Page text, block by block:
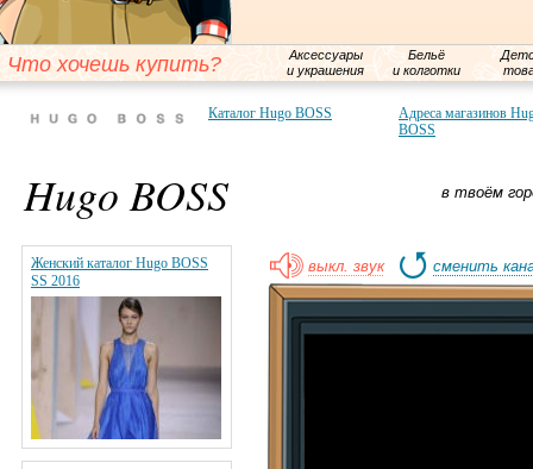
Что хочешь купить?
Аксессуары
и украшения
Бельё
и колготки
Каталог Hugo BOSS
Адреса магазинов
BOSS
в твоём
Hugo BOSS
Женский каталог Hugo BOSS
SS 2016
выкл. звук сменить